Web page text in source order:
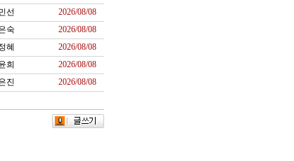
선
2026/08/08
숙
2026/08/08
혜
2026/08/08
희
2026/08/08
진
2026/08/08